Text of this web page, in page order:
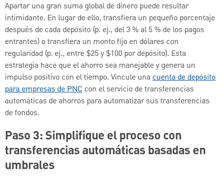
Apartar una gran suma global de dinero puede resultar
intimidante. En lugar de ello, transfiera un pequeño porcentaje
después de cada depósito (p. ej., del 3 % al 5 % de los pagos
entrantes) o transfiera un monto fijo en dólares con
regularidad (p. ej., entre $25 y $100 por depósito). Esta
estrategia hace que el ahorro sea manejable y genera un
impulso positivo con el tiempo. Vincule una cuenta de depósito
para empresas de PNC con el servicio de transferencias
automáticas de ahorros para automatizar sus transferencias
de fondos.
Paso 3: Simplifique el proceso con
transferencias automáticas basadas en
umbrales